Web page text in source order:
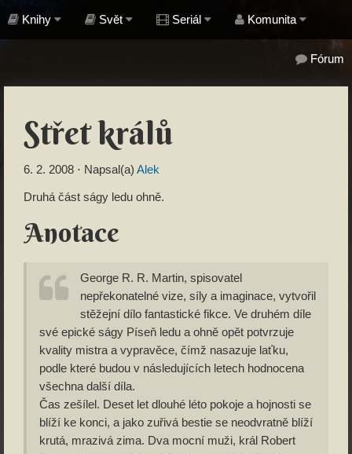
Knihy Svět Seriál Komunita
Fórum
Střet králů
6. 2. 2008 ⋅ Napsal(a) Alek
Druhá část ságy ledu ohně.
Anotace
George R. R. Martin, spisovatel
nepřekonatelné vize, síly a imaginace, vytvořil
stěžejní dílo fantastické fikce. Ve druhém díle
své epické ságy Píseň ledu a ohně opět potvrzuje
kvality mistra a vypravěce, čímž nasazuje laťku,
podle které budou v následujících letech hodnocena
všechna další díla.
Čas zešílel. Deset let dlouhé léto pokoje a hojnosti se
blíží ke konci, a jako zuřivá bestie se neodvratně blíží
krutá, mrazivá zima. Dva mocní muži, král Robert